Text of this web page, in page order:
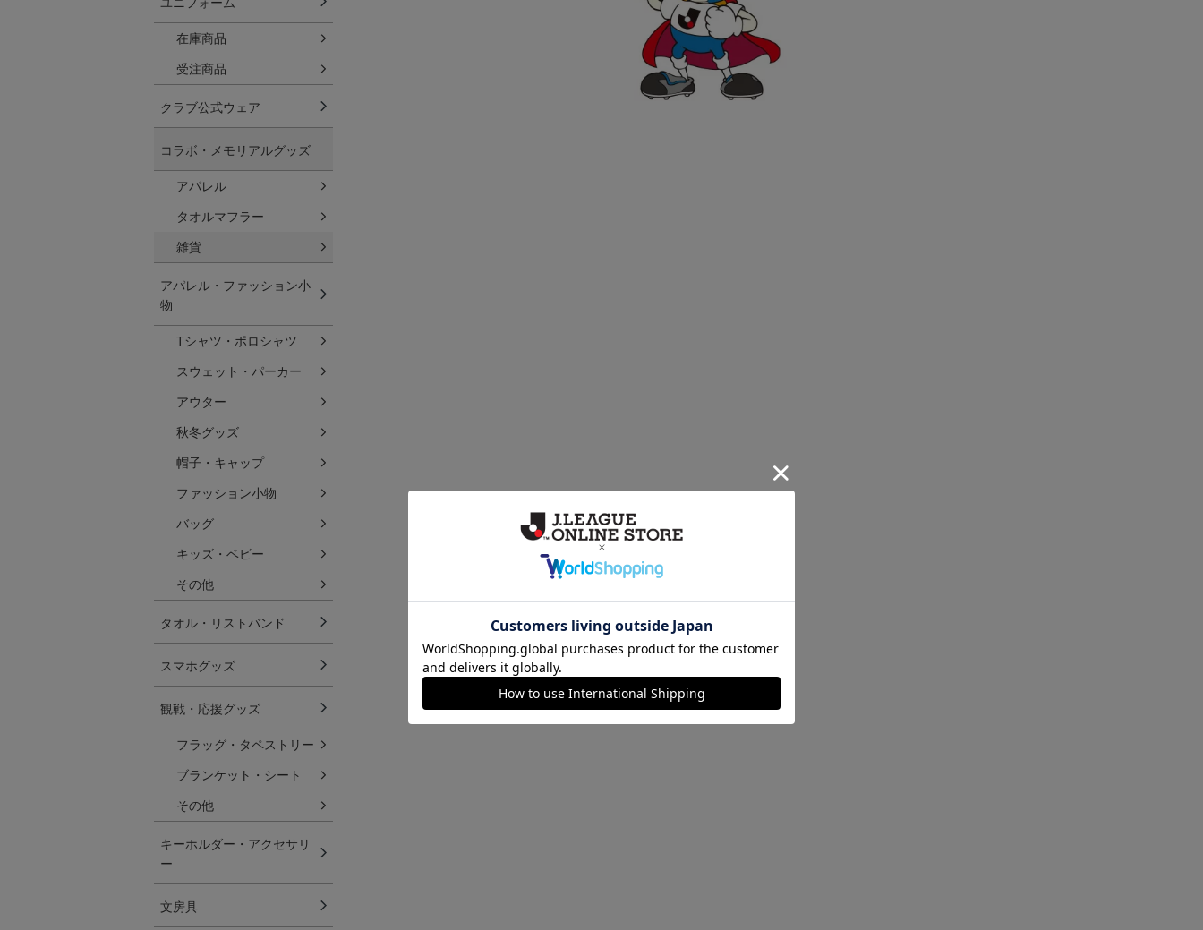
在庫商品
受注商品
クラブ公式ウェア
コラボ・メモリアルグッズ
アパレル
タオルマフラー
雑貨
アパレル・ファッション小
物
Tシャツ・ポロシャツ
スウェット・パーカー
アウター
秋冬グッズ
帽子・キャップ
ファッション小物
バッグ
キッズ・ベビー
その他
タオル・リストバンド
スマホグッズ
観戦・応援グッズ
フラッグ・タペストリー
ブランケット・シート
その他
キーホルダー・アクセサリ
ー
文房具